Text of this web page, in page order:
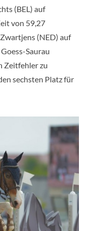
(BEL) auf
von 59,27
(NED) auf
Saurau
Zeitfehler zu
sechsten Platz für